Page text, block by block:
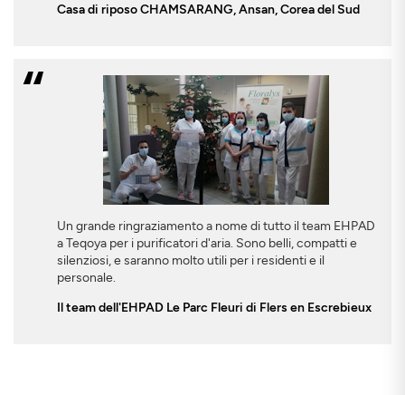
Casa di riposo CHAMSARANG, Ansan, Corea del Sud
Un grande ringraziamento a nome di tutto il team EHPAD
a Teqoya per i purificatori d'aria. Sono belli, compatti e
silenziosi, e saranno molto utili per i residenti e il
personale.
Il team dell'EHPAD Le Parc Fleuri di Flers en Escrebieux